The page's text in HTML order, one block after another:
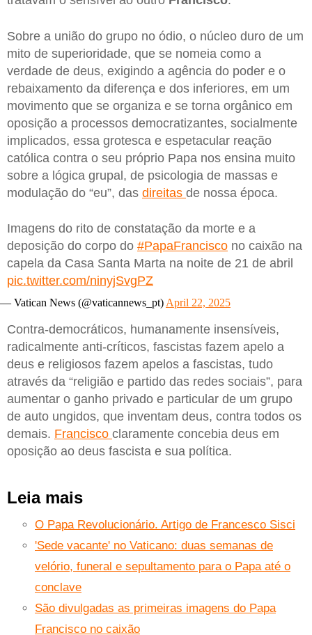
Sobre a união do grupo no ódio, o núcleo duro de um
mito de superioridade, que se nomeia como a
verdade de deus, exigindo a agência do poder e o
rebaixamento da diferença e dos inferiores, em um
movimento que se organiza e se torna orgânico em
oposição a processos democratizantes, socialmente
implicados, essa grotesca e espetacular reação
católica contra o seu próprio Papa nos ensina muito
sobre a lógica grupal, de psicologia de massas e
modulação do “eu”, das direitas de nossa época.
Imagens do rito de constatação da morte e a
deposição do corpo do #PapaFrancisco no caixão na
capela da Casa Santa Marta na noite de 21 de abril
pic.twitter.com/ninyjSvgPZ
— Vatican News (@vaticannews_pt) April 22, 2025
Contra-democráticos, humanamente insensíveis,
radicalmente anti-críticos, fascistas fazem apelo a
deus e religiosos fazem apelos a fascistas, tudo
através da “religião e partido das redes sociais”, para
aumentar o ganho privado e particular de um grupo
de auto ungidos, que inventam deus, contra todos os
demais. Francisco claramente concebia deus em
oposição ao deus fascista e sua política.
Leia mais
O Papa Revolucionário. Artigo de Francesco Sisci
'Sede vacante' no Vaticano: duas semanas de
velório, funeral e sepultamento para o Papa até o
conclave
São divulgadas as primeiras imagens do Papa
Francisco no caixão